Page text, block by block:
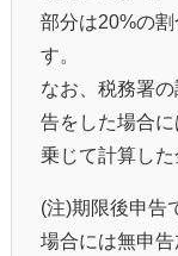
部分は20%の
す。
なお、税務署
告をした場合
乗じて計算した
(注)期限後申告
場合には無申告